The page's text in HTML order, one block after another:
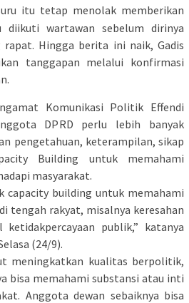
itu tetap menolak memberikan
diikuti wartawan sebelum dirinya
Hingga berita ini naik, Gadis
tanggapan melalui konfirmasi
Komunikasi Politik Effendi
DPRD perlu lebih banyak
pengetahuan, keterampilan, sikap
Building untuk memahami
masyarakat.
capacity building untuk memahami
tengah rakyat, misalnya keresahan
publik,” katanya
(24/9).
meningkatkan kualitas berpolitik,
bisa memahami substansi atau inti
Anggota dewan sebaiknya bisa